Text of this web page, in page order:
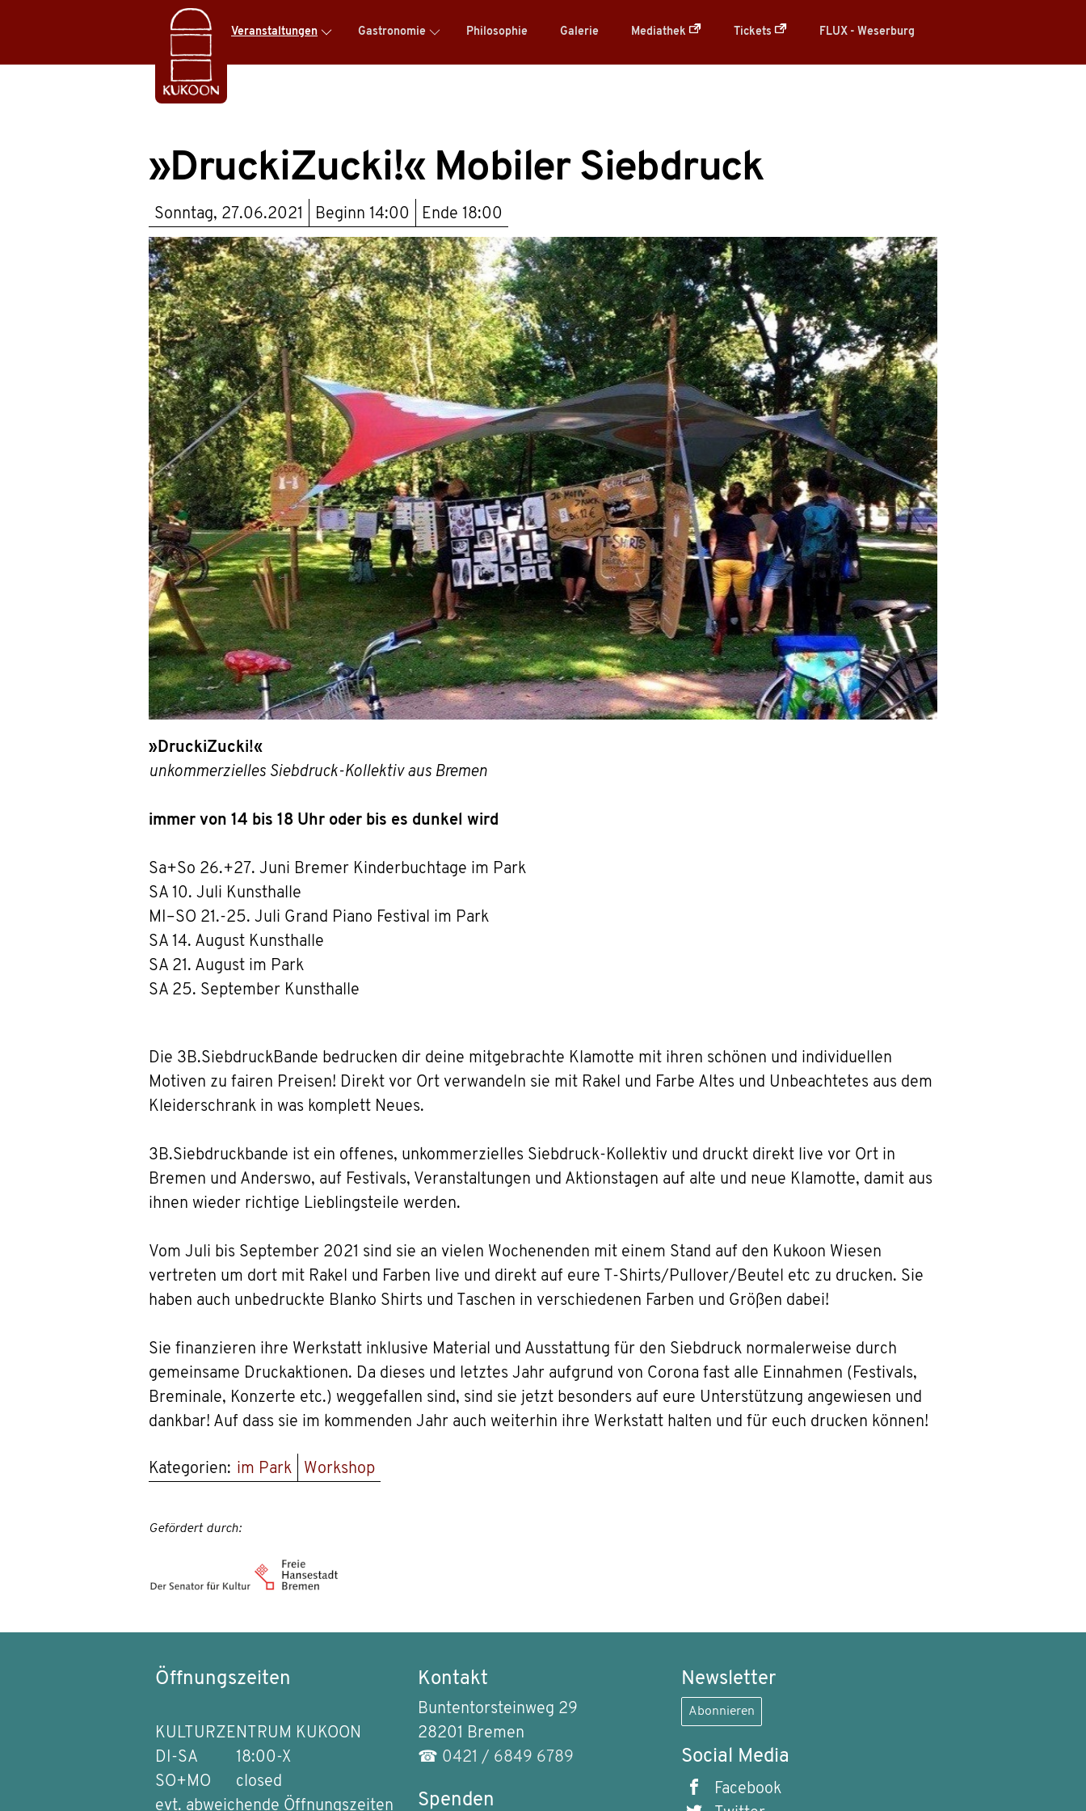
Veranstaltungen Gastronomie Philosophie Galerie Mediathek Tickets FLUX - Weserburg
»DruckiZucki!« Mobiler Siebdruck
Sonntag, 27.06.2021 Beginn 14:00 Ende 18:00
»DruckiZucki!«
unkommerzielles Siebdruck-Kollektiv aus Bremen
immer von 14 bis 18 Uhr oder bis es dunkel wird
Sa+So 26.+27. Juni Bremer Kinderbuchtage im Park
SA 10. Juli Kunsthalle
MI–SO 21.-25. Juli Grand Piano Festival im Park
SA 14. August Kunsthalle
SA 21. August im Park
SA 25. September Kunsthalle
Die 3B.SiebdruckBande bedrucken dir deine mitgebrachte Klamotte mit ihren schönen und individuellen
Motiven zu fairen Preisen! Direkt vor Ort verwandeln sie mit Rakel und Farbe Altes und Unbeachtetes aus dem
Kleiderschrank in was komplett Neues.
3B.Siebdruckbande ist ein offenes, unkommerzielles Siebdruck-Kollektiv und druckt direkt live vor Ort in
Bremen und Anderswo, auf Festivals, Veranstaltungen und Aktionstagen auf alte und neue Klamotte, damit aus
ihnen wieder richtige Lieblingsteile werden.
Vom Juli bis September 2021 sind sie an vielen Wochenenden mit einem Stand auf den Kukoon Wiesen
vertreten um dort mit Rakel und Farben live und direkt auf eure T-Shirts/Pullover/Beutel etc zu drucken. Sie
haben auch unbedruckte Blanko Shirts und Taschen in verschiedenen Farben und Größen dabei!
Sie finanzieren ihre Werkstatt inklusive Material und Ausstattung für den Siebdruck normalerweise durch
gemeinsame Druckaktionen. Da dieses und letztes Jahr aufgrund von Corona fast alle Einnahmen (Festivals,
Breminale, Konzerte etc.) weggefallen sind, sind sie jetzt besonders auf eure Unterstützung angewiesen und
dankbar! Auf dass sie im kommenden Jahr auch weiterhin ihre Werkstatt halten und für euch drucken können!
Kategorien: im Park Workshop
Gefördert durch:
Öffnungszeiten
KULTURZENTRUM KUKOON
DI-SA
18:00-X
SO+MO
closed
evt. abweichende Öffnungszeiten
Kontakt
Buntentorsteinweg 29
28201 Bremen
☎ 0421 / 6849 6789
Spenden
Newsletter
Abonnieren
Social Media
Facebook